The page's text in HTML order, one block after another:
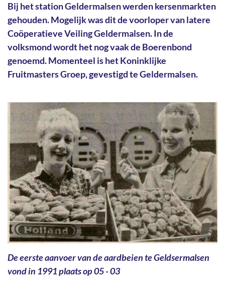
Bij het station Geldermalsen werden kersenmarkten
gehouden. Mogelijk was dit de voorloper van latere
Coöperatieve Veiling Geldermalsen. In de
volksmond wordt het nog vaak de Boerenbond
genoemd. Momenteel is het Koninklijke
Fruitmasters Groep, gevestigd te Geldermalsen.
De eerste aanvoer van de aardbeien te Geldsermalsen
vond in 1991 plaats op 05 - 03